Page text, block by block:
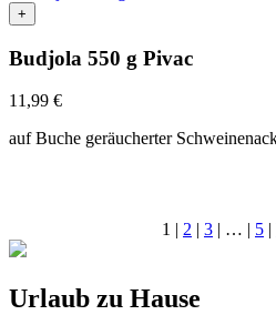
+
Budjola 550 g Pivac
11,99 €
auf Buche geräucherter
1 | 2 | 3 | … | 5 |
Urlaub zu Hause